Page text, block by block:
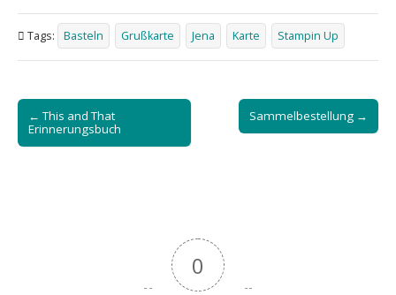
Tags: Basteln Grußkarte Jena Karte Stampin Up
Post
navigation
← This and That
Erinnerungsbuch
Sammelbestellung →
0